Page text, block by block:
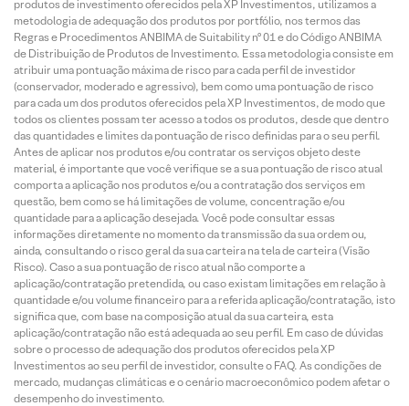
produtos de investimento oferecidos pela XP Investimentos, utilizamos a
metodologia de adequação dos produtos por portfólio, nos termos das
Regras e Procedimentos ANBIMA de Suitability nº 01 e do Código ANBIMA
de Distribuição de Produtos de Investimento. Essa metodologia consiste em
atribuir uma pontuação máxima de risco para cada perfil de investidor
(conservador, moderado e agressivo), bem como uma pontuação de risco
para cada um dos produtos oferecidos pela XP Investimentos, de modo que
todos os clientes possam ter acesso a todos os produtos, desde que dentro
das quantidades e limites da pontuação de risco definidas para o seu perfil.
Antes de aplicar nos produtos e/ou contratar os serviços objeto deste
material, é importante que você verifique se a sua pontuação de risco atual
comporta a aplicação nos produtos e/ou a contratação dos serviços em
questão, bem como se há limitações de volume, concentração e/ou
quantidade para a aplicação desejada. Você pode consultar essas
informações diretamente no momento da transmissão da sua ordem ou,
ainda, consultando o risco geral da sua carteira na tela de carteira (Visão
Risco). Caso a sua pontuação de risco atual não comporte a
aplicação/contratação pretendida, ou caso existam limitações em relação à
quantidade e/ou volume financeiro para a referida aplicação/contratação, isto
significa que, com base na composição atual da sua carteira, esta
aplicação/contratação não está adequada ao seu perfil. Em caso de dúvidas
sobre o processo de adequação dos produtos oferecidos pela XP
Investimentos ao seu perfil de investidor, consulte o FAQ. As condições de
mercado, mudanças climáticas e o cenário macroeconômico podem afetar o
desempenho do investimento.